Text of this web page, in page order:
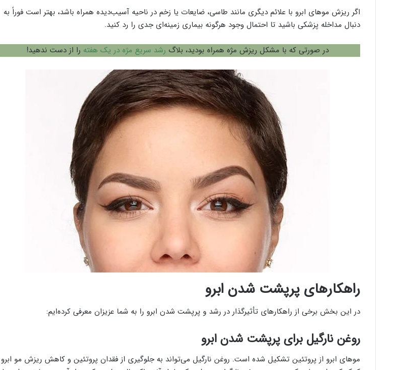
اگر ریزش موهای ابرو با علائم دیگری مانند طاسی، ضایعات یا زخم در ناحیه آسیب‌دیده همراه باشد، بهتر است فوراً به
دنبال مداخله پزشکی باشید تا احتمال وجود هرگونه بیماری زمینه‌ای جدی را رد کنید.
در صورتی که با مشکل ریزش مژه همراه بودید، بلاگ رشد سریع مژه در یک هفته را از دست ندهید!
راهکارهای پرپشت شدن ابرو
در این بخش برخی از راهکارهای تأثیرگذار در رشد و پرپشت شدن ابرو را به شما عزیزان معرفی کرده‌ایم:
روغن نارگیل برای پرپشت شدن ابرو
موهای ابرو از پروتئین تشکیل شده است. روغن نارگیل می‌تواند به جلوگیری از فقدان پروتئین و کاهش ریزش مو ابرو